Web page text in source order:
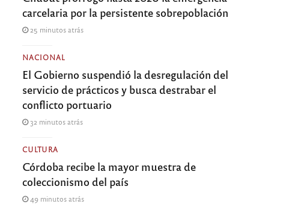
carcelaria por la persistente sobrepoblación
25 minutos atrás
NACIONAL
El Gobierno suspendió la desregulación del
servicio de prácticos y busca destrabar el
conflicto portuario
32 minutos atrás
CULTURA
Córdoba recibe la mayor muestra de
coleccionismo del país
49 minutos atrás